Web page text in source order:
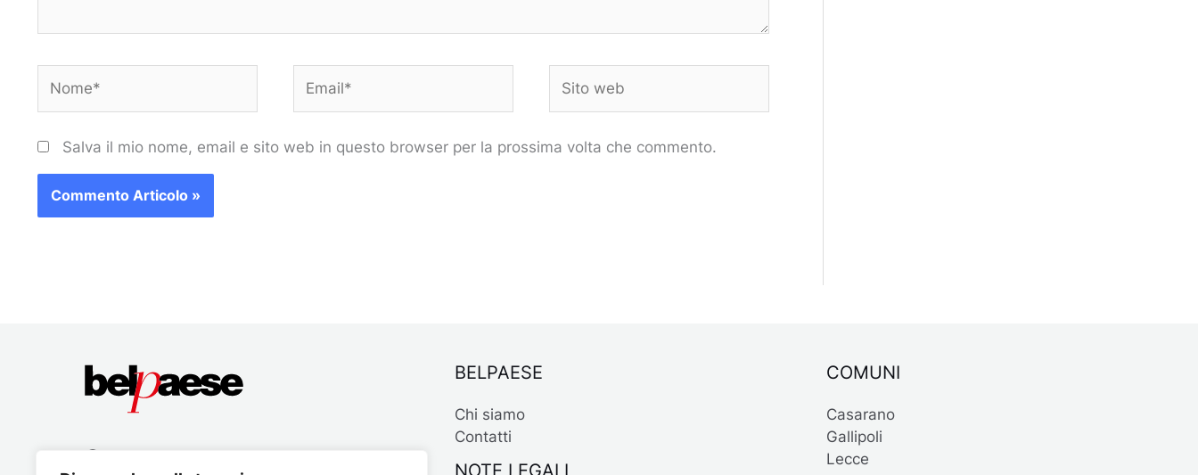
web
Salva il mio nome, email e sito web in questo browser per la prossima volta che commento.
BELPAESE
Chi siamo
Contatti
NOTE LEGALI
COMUNI
Casarano
Gallipoli
Lecce